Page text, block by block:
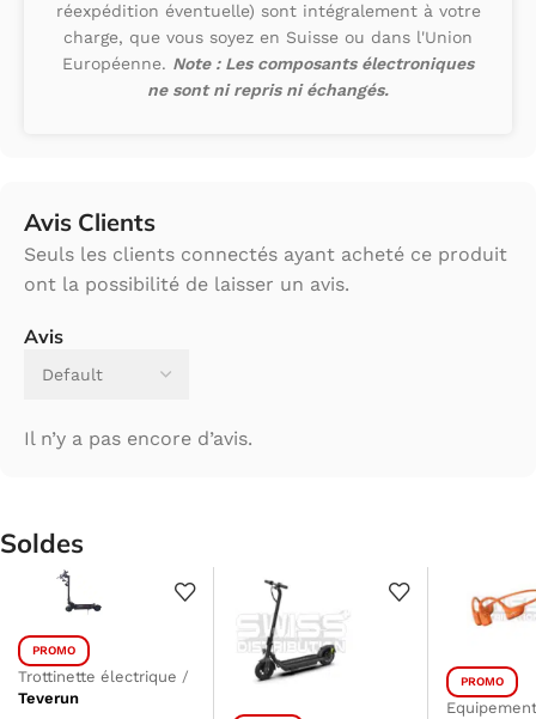
réexpédition éventuelle) sont intégralement à votre
charge, que vous soyez en Suisse ou dans l'Union
Européenne. Note : Les composants électroniques
ne sont ni repris ni échangés.
Avis Clients
Avis
Il n’y a pas encore d’avis.
Seuls les clients connectés ayant acheté ce produit
ont la possibilité de laisser un avis.
Soldes
PROMO
Trottinette électrique /
Teverun
PROMO